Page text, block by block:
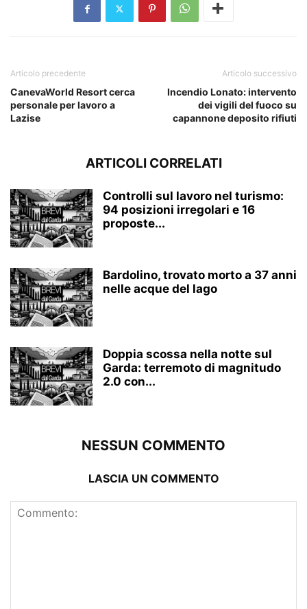
Articolo precedente
CanevaWorld Resort cerca
personale per lavoro a
Lazise
Articolo successivo
Incendio Lonato: intervento
dei vigili del fuoco su
capannone deposito rifiuti
ARTICOLI CORRELATI
Controlli sul lavoro nel turismo:
94 posizioni irregolari e 16
proposte...
Bardolino, trovato morto a 37 anni
nelle acque del lago
Doppia scossa nella notte sul
Garda: terremoto di magnitudo
2.0 con...
NESSUN COMMENTO
LASCIA UN COMMENTO